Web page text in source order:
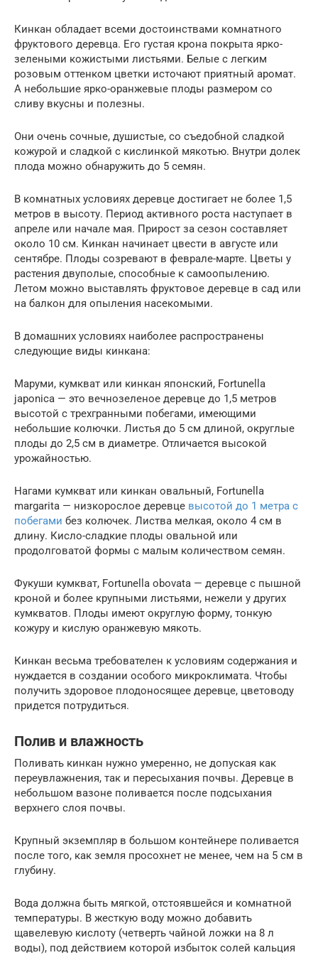
Кинкан обладает всеми достоинствами комнатного
фруктового деревца. Его густая крона покрыта ярко-
зелеными кожистыми листьями. Белые с легким
розовым оттенком цветки источают приятный аромат.
А небольшие ярко-оранжевые плоды размером со
сливу вкусны и полезны.
Они очень сочные, душистые, со съедобной сладкой
кожурой и сладкой с кислинкой мякотью. Внутри долек
плода можно обнаружить до 5 семян.
В комнатных условиях деревце достигает не более 1,5
метров в высоту. Период активного роста наступает в
апреле или начале мая. Прирост за сезон составляет
около 10 см. Кинкан начинает цвести в августе или
сентябре. Плоды созревают в феврале-марте. Цветы у
растения двуполые, способные к самоопылению.
Летом можно выставлять фруктовое деревце в сад или
на балкон для опыления насекомыми.
В домашних условиях наиболее распространены
следующие виды кинкана:
Маруми, кумкват или кинкан японский, Fortunella
japonica — это вечнозеленое деревце до 1,5 метров
высотой с трехгранными побегами, имеющими
небольшие колючки. Листья до 5 см длиной, округлые
плоды до 2,5 см в диаметре. Отличается высокой
урожайностью.
Нагами кумкват или кинкан овальный, Fortunella
margarita — низкорослое деревце высотой до 1 метра с
побегами без колючек. Листва мелкая, около 4 см в
длину. Кисло-сладкие плоды овальной или
продолговатой формы с малым количеством семян.
Фукуши кумкват, Fortunella obovata — деревце с пышной
кроной и более крупными листьями, нежели у других
кумкватов. Плоды имеют округлую форму, тонкую
кожуру и кислую оранжевую мякоть.
Кинкан весьма требователен к условиям содержания и
нуждается в создании особого микроклимата. Чтобы
получить здоровое плодоносящее деревце, цветоводу
придется потрудиться.
Полив и влажность
Поливать кинкан нужно умеренно, не допуская как
переувлажнения, так и пересыхания почвы. Деревце в
небольшом вазоне поливается после подсыхания
верхнего слоя почвы.
Крупный экземпляр в большом контейнере поливается
после того, как земля просохнет не менее, чем на 5 см в
глубину.
Вода должна быть мягкой, отстоявшейся и комнатной
температуры. В жесткую воду можно добавить
щавелевую кислоту (четверть чайной ложки на 8 л
воды), под действием которой избыток солей кальция